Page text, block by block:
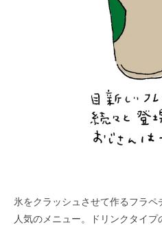
氷をクラッシュさせて作るフラ
人気のメニュー。ドリンクタイ